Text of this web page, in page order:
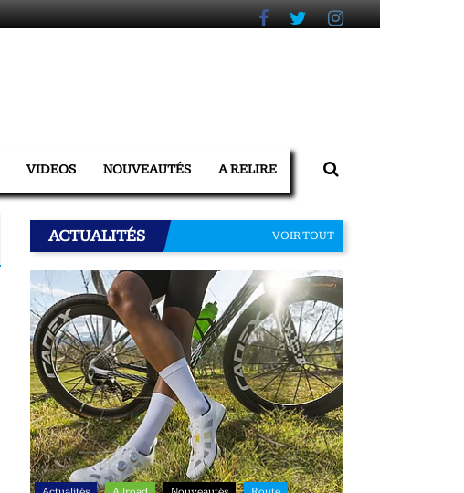
VIDEOS NOUVEAUTÉS A RELIRE
ACTUALITÉS VOIR TOUT